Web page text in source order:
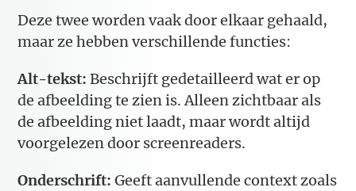
Deze twee worden vaak door elkaar gehaald,
maar ze hebben verschillende functies:
Alt-tekst: Beschrijft gedetailleerd wat er op
de afbeelding te zien is. Alleen zichtbaar als
de afbeelding niet laadt, maar wordt altijd
voorgelezen door screenreaders.
Onderschrift: Geeft aanvullende context zoals